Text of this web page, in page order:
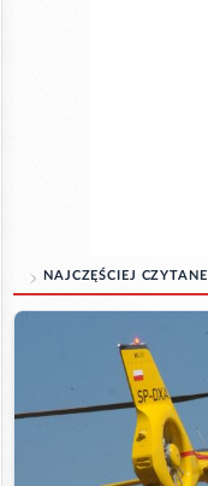
NAJCZĘŚCIEJ CZYTANE